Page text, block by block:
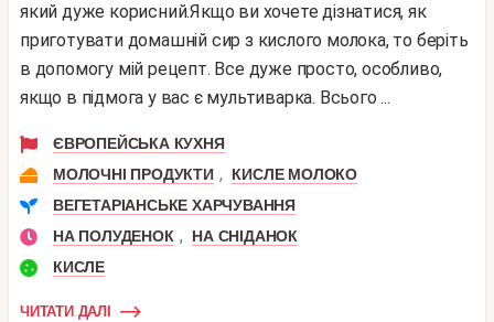
який дуже корисний.Якщо ви хочете дізнатися, як
приготувати домашній сир з кислого молока, то беріть
в допомогу мій рецепт. Все дуже просто, особливо,
якщо в підмога у вас є мультиварка. Всього ...
ЄВРОПЕЙСЬКА КУХНЯ
МОЛОЧНІ ПРОДУКТИ ,
КИСЛЕ МОЛОКО
ВЕГЕТАРІАНСЬКЕ ХАРЧУВАННЯ
НА ПОЛУДЕНОК ,
НА СНІДАНОК
КИСЛЕ
ЧИТАТИ ДАЛІ